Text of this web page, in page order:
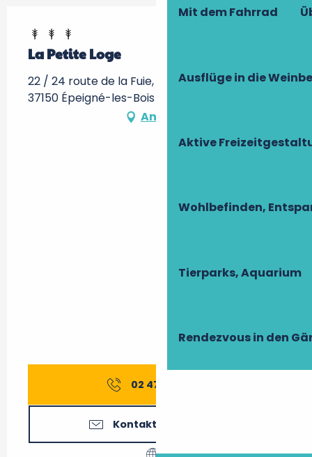
Mit dem Fahrrad
Ausflüge in die
Aktive
Wohlbefinden,
Tierparks, Aquarium
Rendezvous in den
La Petite Loge
22 / 24 route de la Fuie, La Grange du Bois,
37150 Épeigné-les-Bois
Anfahrt
02 47 27 56
Kontaktieren Sie uns